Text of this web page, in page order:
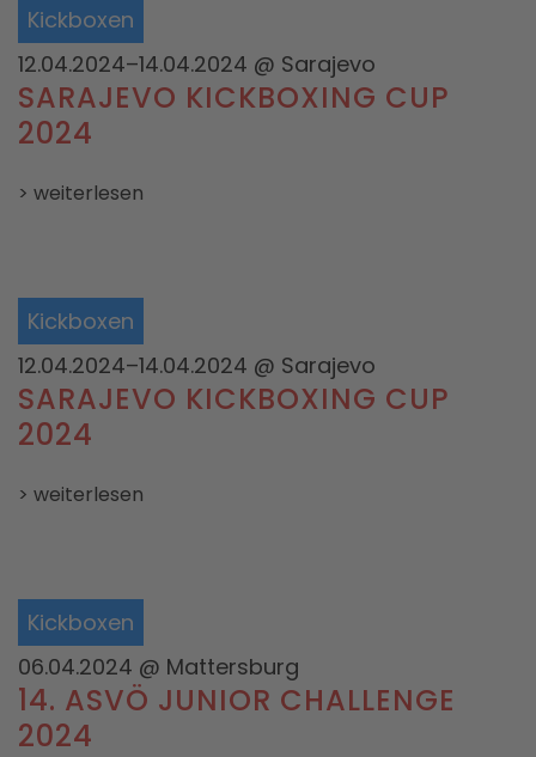
Kickboxen
12.04.2024–14.04.2024 @ Sarajevo
SARAJEVO KICKBOXING CUP
2024
> weiterlesen
Kickboxen
12.04.2024–14.04.2024 @ Sarajevo
SARAJEVO KICKBOXING CUP
2024
> weiterlesen
Kickboxen
06.04.2024 @ Mattersburg
14. ASVÖ JUNIOR CHALLENGE
2024